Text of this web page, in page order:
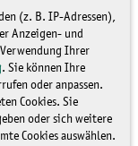
(z. B. IP-Adressen),
Anzeigen- und
Ihrer
. Sie können Ihre
oder anpassen.
Cookies. Sie
oder sich weitere
Cookies auswählen.